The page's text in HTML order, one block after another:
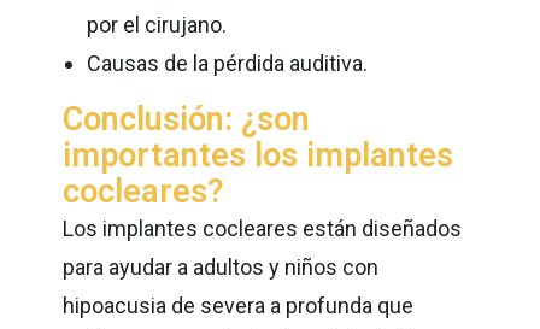
por el cirujano.
Causas de la pérdida auditiva.
Conclusión: ¿son
importantes los implantes
cocleares?
Los implantes cocleares están diseñados
para ayudar a adultos y niños con
hipoacusia de severa a profunda que